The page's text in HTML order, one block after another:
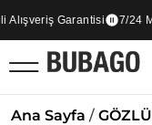
Garantisi 7/24
Ana Sayfa /